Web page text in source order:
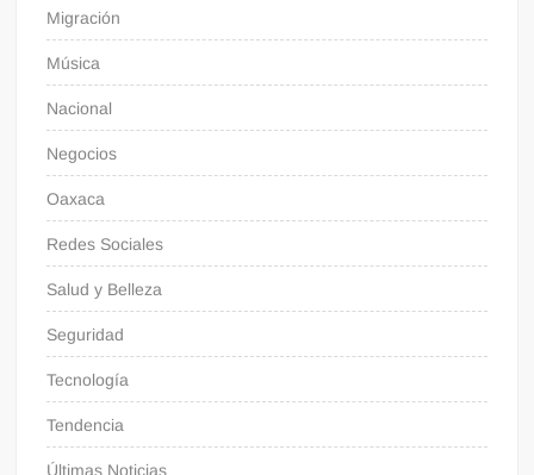
Migración
Música
Nacional
Negocios
Oaxaca
Redes Sociales
Salud y Belleza
Seguridad
Tecnología
Tendencia
Últimas Noticias